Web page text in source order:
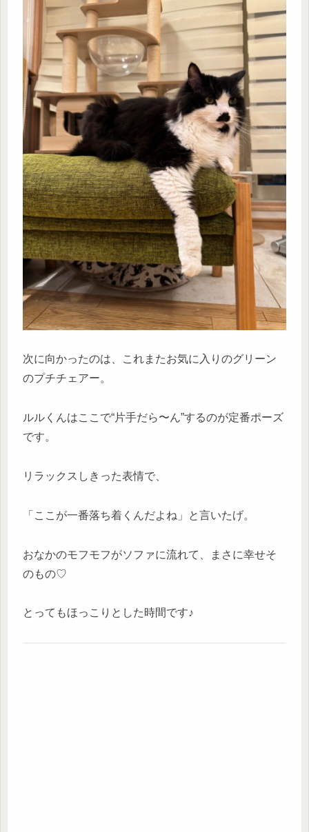
次に向かったのは、これまたお気に入りのグリーン
のプチチェアー。
ルルくんはここで“片手だら〜ん”するのが定番ポーズ
です。
リラックスしきった表情で、
「ここが一番落ち着くんだよね」と言いたげ。
おなかのモフモフがソファに流れて、まさに幸せそ
のもの♡
とってもほっこりとした時間です♪